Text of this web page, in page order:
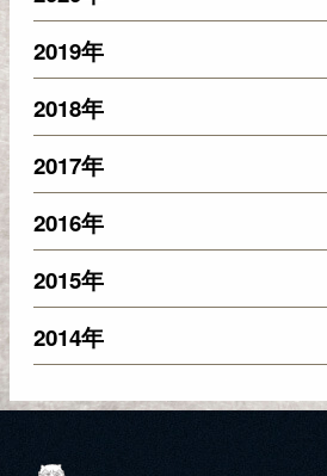
2019年
2018年
2017年
2016年
2015年
2014年